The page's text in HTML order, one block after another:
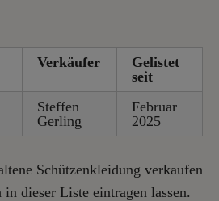
Verkäufer
Gelistet
seit
Steffen
Gerling
Februar
2025
Schützenkleidung verkaufen
dieser Liste eintragen lassen.